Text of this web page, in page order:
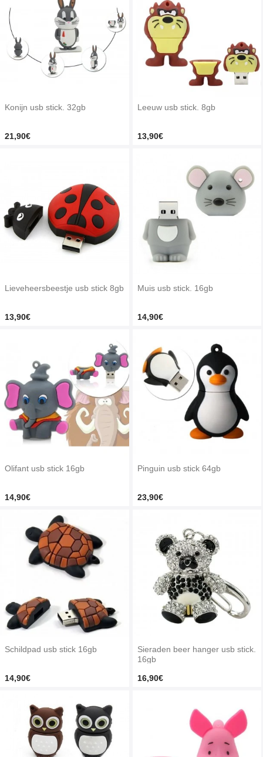
Konijn usb stick. 32gb
21,90€
Leeuw usb stick. 8gb
13,90€
Lieveheersbeestje usb stick 8gb
13,90€
Muis usb stick. 16gb
14,90€
Olifant usb stick 16gb
14,90€
Pinguin usb stick 64gb
23,90€
Schildpad usb stick 16gb
14,90€
Sieraden beer hanger usb stick.
16gb
16,90€